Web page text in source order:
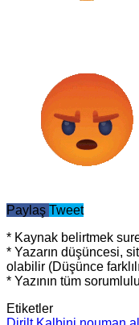
Paylaş Tweet
* Kaynak belirtmek
* Yazarın düşüncesi,
olabilir (Düşünce
* Yazının tüm
Etiketler